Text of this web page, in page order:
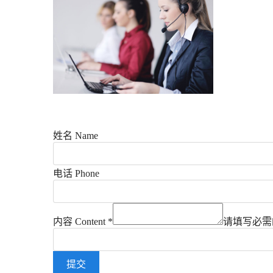
姓名 Name
电话 Phone
内容 Content * 请填写必
提交